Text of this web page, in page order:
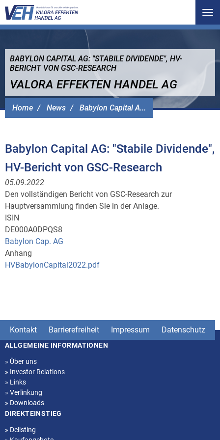
Home News Babylon Capital A...
BABYLON CAPITAL AG: "STABILE DIVIDENDE", HV-
BERICHT VON GSC-RESEARCH
VALORA EFFEKTEN HANDEL AG
Babylon Capital AG: "Stabile Dividende",
HV-Bericht von GSC-Research
05.09.2022
Den vollständigen Bericht von GSC-Research zur
Hauptversammlung finden Sie in der Anlage.
ISIN
DE000A0DPQS8
Babylon Cap. AG
Anhang
HVBabylonCapital2022.pdf
Kontakt Barrierefreiheit Impressum Datenschutz
Seitenstruktur
ALLGEMEINE INFORMATIONEN
» Über uns
» Investor Relations
» Links
» Verlinkung
» Downloads
DIREKTEINSTIEG
» Delisting